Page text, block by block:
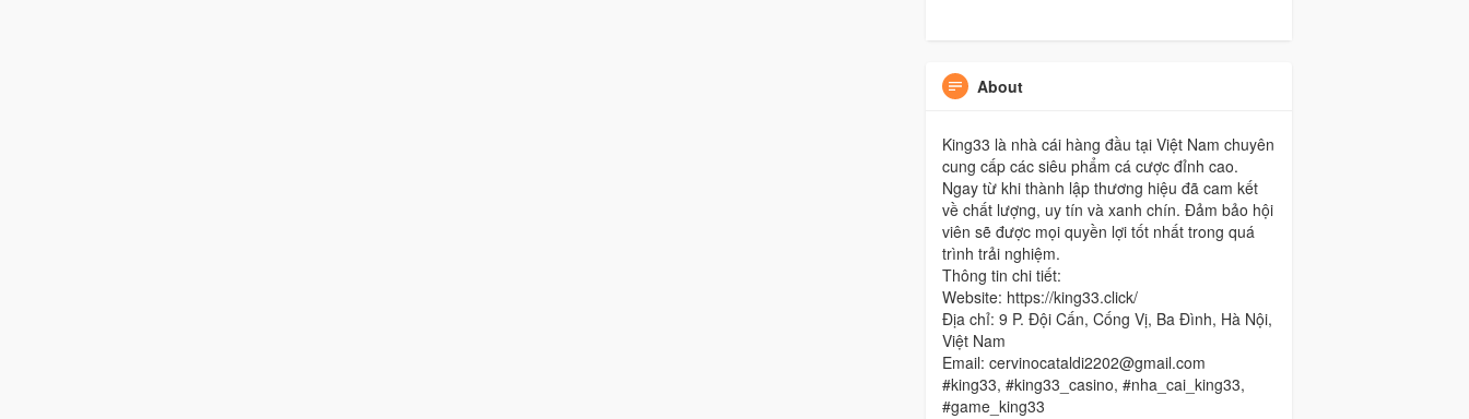
About
King33 là nhà cái hàng đầu tại Việt Nam chuyên
cung cấp các siêu phẩm cá cược đỉnh cao.
Ngay từ khi thành lập thương hiệu đã cam kết
về chất lượng, uy tín và xanh chín. Đảm bảo hội
viên sẽ được mọi quyền lợi tốt nhất trong quá
trình trải nghiệm.
Thông tin chi tiết:
Website: https://king33.click/
Địa chỉ: 9 P. Đội Cấn, Cống Vị, Ba Đình, Hà Nội,
Việt Nam
Email: cervinocataldi2202@gmail.com
#king33, #king33_casino, #nha_cai_king33,
#game_king33